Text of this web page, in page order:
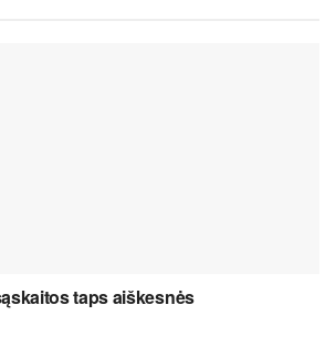
taps aiškesnės